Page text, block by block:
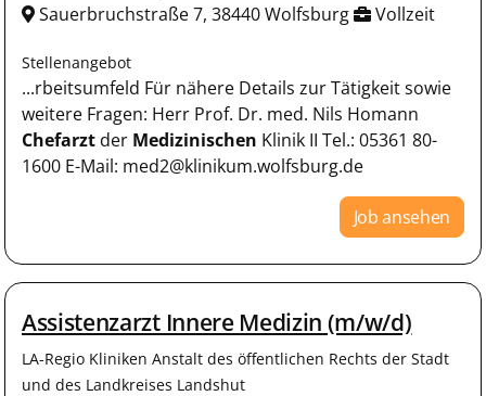
Sauerbruchstraße 7, 38440 Wolfsburg Vollzeit
Stellenangebot
...rbeitsumfeld Für nähere Details zur Tätigkeit sowie
weitere Fragen: Herr Prof. Dr. med. Nils Homann
Chefarzt der Medizinischen Klinik II Tel.: 05361 80-
1600 E-Mail: med2@klinikum.wolfsburg.de
Job ansehen
Assistenzarzt Innere Medizin (m/w/d)
LA-Regio Kliniken Anstalt des öffentlichen Rechts der Stadt
und des Landkreises Landshut